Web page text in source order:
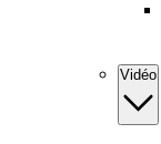
Vidéo